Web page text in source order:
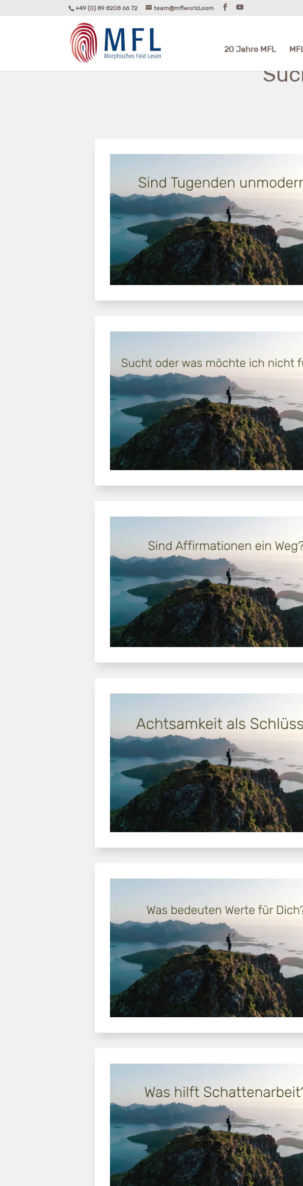
+49 (0) 89 8208 66 72 team@mflworld.com
20 Jahre MFL